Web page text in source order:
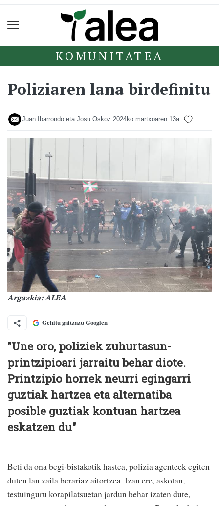
KOMUNITATEA
Poliziaren lana birdefinitu
Juan Ibarrondo eta Josu Oskoz 2024ko martxoaren 13a
Argazkia: ALEA
Gehitu gaitzazu Googlen
"Une oro, poliziek zuhurtasun-
printzipioari jarraitu behar diote.
Printzipio horrek neurri egingarri
guztiak hartzea eta alternatiba
posible guztiak kontuan hartzea
eskatzen du"
Beti da ona begi-bistakotik hastea, polizia agenteek egiten
duten lan zaila berariaz aitortzea. Izan ere, askotan,
testuinguru korapilatsuetan jardun behar izaten dute,